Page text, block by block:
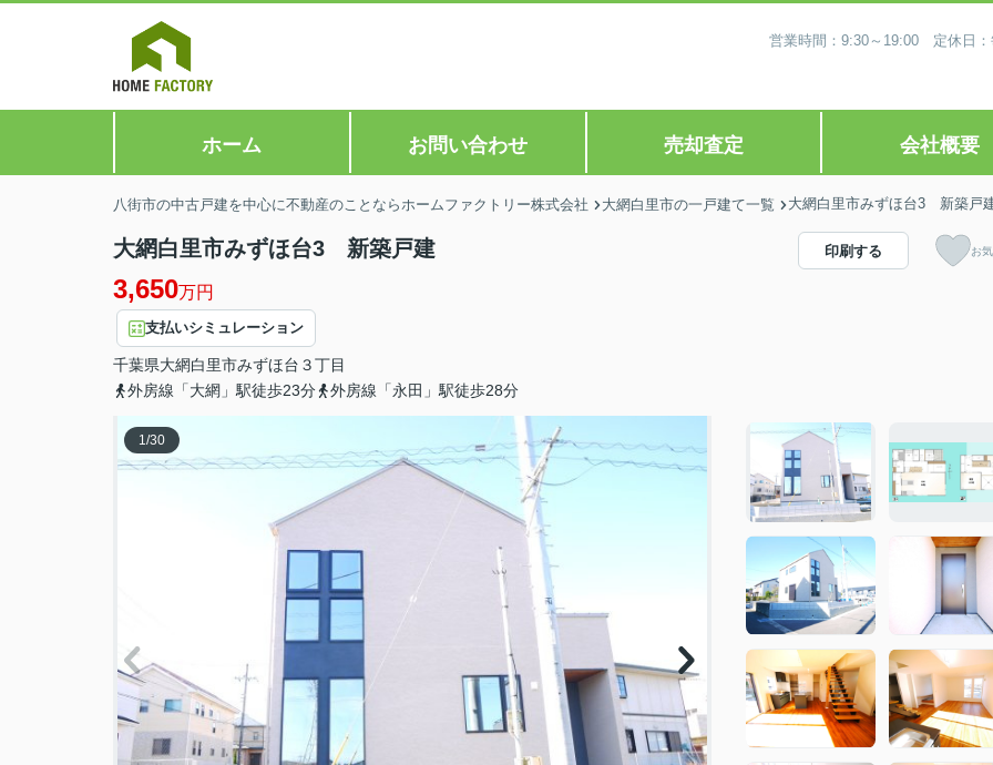
営業時間：9:30～19:00 定休日
ホーム お問い合わせ 売却査定 会社概要
八街市の中古戸建を中心に不動産のことならホームファクトリー株式会社 大網白里市の一戸建て一覧 大網白里市みずほ台3 新築戸
大網白里市みずほ台3 新築戸建
3,650万円
支払いシミュレーション
千葉県大網白里市みずほ台 ３丁目
外房線「大網」駅徒歩23分
外房線「永田」駅徒歩28分
印刷する お
1/30